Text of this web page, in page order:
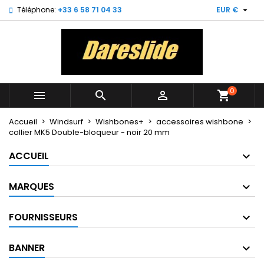
Téléphone: +33 6 58 71 04 33 EUR € 
   shopping_cart0
Accueil Windsurf Wishbones+
accessoires wishbone
collier MK5 Double-bloqueur - noir 20 mm
ACCUEIL
MARQUES
FOURNISSEURS
BANNER
My wishlists ×
Create new list
Créer une liste d'envies ×
Nom de la liste d'envies
Connexion ×
Vous devez être connecté pour ajouter des produits
Annuler Connexion